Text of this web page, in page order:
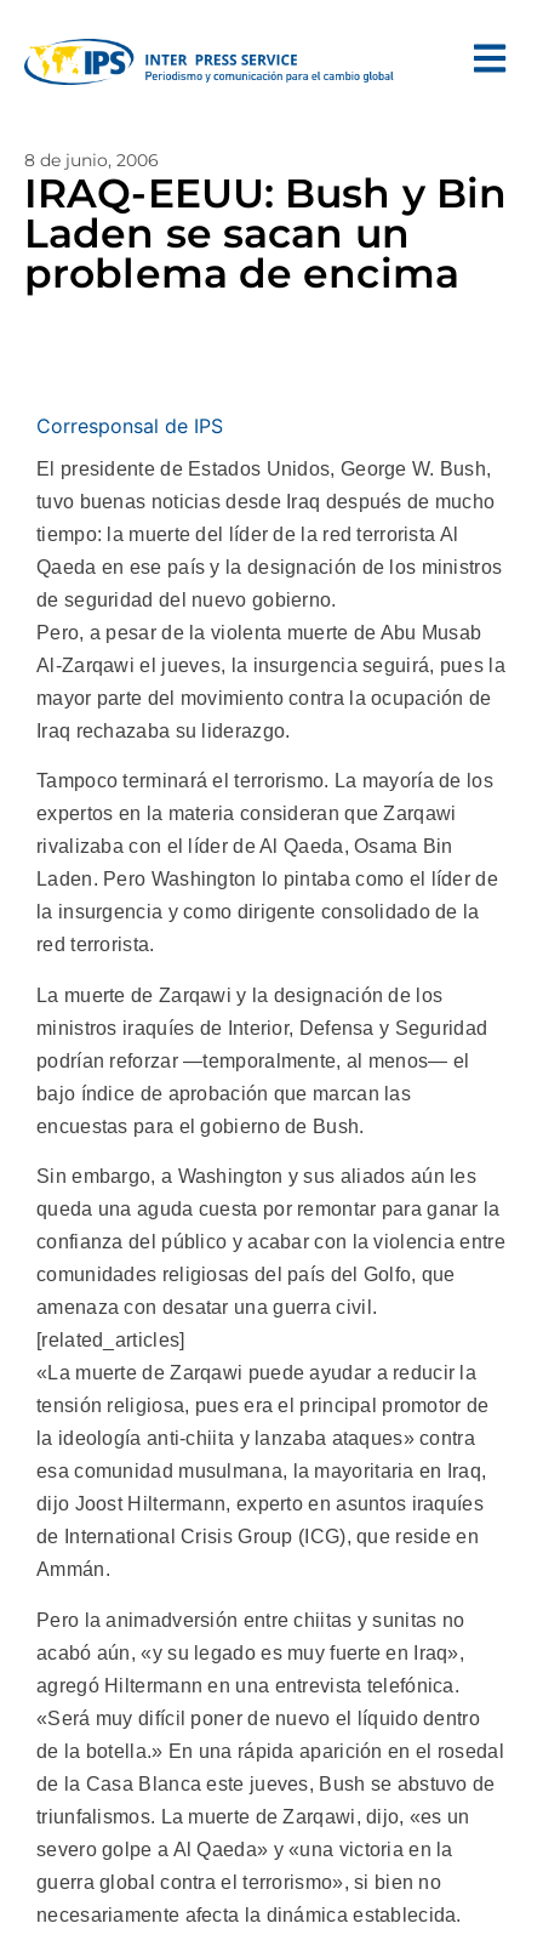
8 de junio, 2006
IRAQ-EEUU: Bush y Bin
Laden se sacan un
problema de encima
Corresponsal de IPS
El presidente de Estados Unidos, George W. Bush,
tuvo buenas noticias desde Iraq después de mucho
tiempo: la muerte del líder de la red terrorista Al
Qaeda en ese país y la designación de los ministros
de seguridad del nuevo gobierno.
Pero, a pesar de la violenta muerte de Abu Musab
Al-Zarqawi el jueves, la insurgencia seguirá, pues la
mayor parte del movimiento contra la ocupación de
Iraq rechazaba su liderazgo.
Tampoco terminará el terrorismo. La mayoría de los
expertos en la materia consideran que Zarqawi
rivalizaba con el líder de Al Qaeda, Osama Bin
Laden. Pero Washington lo pintaba como el líder de
la insurgencia y como dirigente consolidado de la
red terrorista.
La muerte de Zarqawi y la designación de los
ministros iraquíes de Interior, Defensa y Seguridad
podrían reforzar —temporalmente, al menos— el
bajo índice de aprobación que marcan las
encuestas para el gobierno de Bush.
Sin embargo, a Washington y sus aliados aún les
queda una aguda cuesta por remontar para ganar la
confianza del público y acabar con la violencia entre
comunidades religiosas del país del Golfo, que
amenaza con desatar una guerra civil.
[related_articles]
«La muerte de Zarqawi puede ayudar a reducir la
tensión religiosa, pues era el principal promotor de
la ideología anti-chiita y lanzaba ataques» contra
esa comunidad musulmana, la mayoritaria en Iraq,
dijo Joost Hiltermann, experto en asuntos iraquíes
de International Crisis Group (ICG), que reside en
Ammán.
Pero la animadversión entre chiitas y sunitas no
acabó aún, «y su legado es muy fuerte en Iraq»,
agregó Hiltermann en una entrevista telefónica.
«Será muy difícil poner de nuevo el líquido dentro
de la botella.» En una rápida aparición en el rosedal
de la Casa Blanca este jueves, Bush se abstuvo de
triunfalismos. La muerte de Zarqawi, dijo, «es un
severo golpe a Al Qaeda» y «una victoria en la
guerra global contra el terrorismo», si bien no
necesariamente afecta la dinámica establecida.